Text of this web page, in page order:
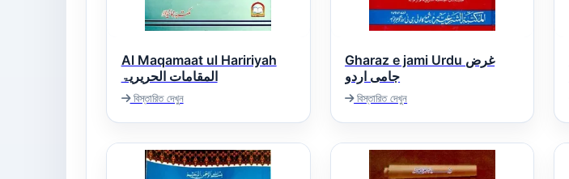
Al Maqamaat ul Haririyah
المقامات الحریریۃ
বিস্তারিত দেখুন
Gharaz e jami Urdu غرض
جامی اردو
বিস্তারিত দেখুন